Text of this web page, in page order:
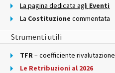
La pagina dedicata agli Eventi
La Costituzione commentata
Strumenti utili
TFR– coefficiente rivalutazione
Le Retribuzioni al 2026